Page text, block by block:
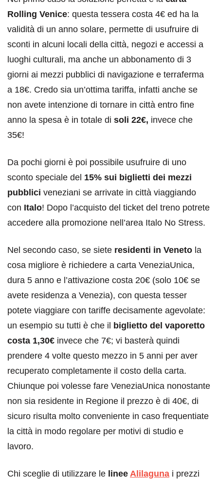
Rolling Venice: questa tessera costa 4€ ed ha la
validità di un anno solare, permette di usufruire di
sconti in alcuni locali della città, negozi e accessi a
luoghi culturali, ma anche un abbonamento di 3
giorni ai mezzi pubblici di navigazione e terraferma
a 18€. Credo sia un’ottima tariffa, infatti anche se
non avete intenzione di tornare in città entro fine
anno la spesa è in totale di soli 22€, invece che
35€!
Da pochi giorni è poi possibile usufruire di uno
sconto speciale del 15% sui biglietti dei mezzi
pubblici veneziani se arrivate in città viaggiando
con Italo! Dopo l’acquisto del ticket del treno potrete
accedere alla promozione nell’area Italo No Stress.
Nel secondo caso, se siete residenti in Veneto la
cosa migliore è richiedere a carta VeneziaUnica,
dura 5 anno e l’attivazione costa 20€ (solo 10€ se
avete residenza a Venezia), con questa tesser
potete viaggiare con tariffe decisamente agevolate:
un esempio su tutti è che il biglietto del vaporetto
costa 1,30€ invece che 7€; vi basterà quindi
prendere 4 volte questo mezzo in 5 anni per aver
recuperato completamente il costo della carta.
Chiunque poi volesse fare VeneziaUnica nonostante
non sia residente in Regione il prezzo è di 40€, di
sicuro risulta molto conveniente in caso frequentiate
la città in modo regolare per motivi di studio e
lavoro.
Chi sceglie di utilizzare le linee Alilaguna i prezzi